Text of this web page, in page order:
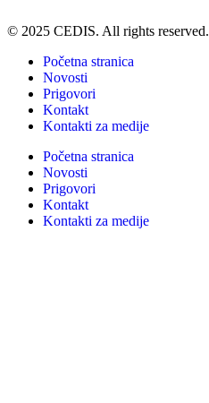
© 2025 CEDIS. All rights reserved.
Početna stranica
Novosti
Prigovori
Kontakt
Kontakti za medije
Početna stranica
Novosti
Prigovori
Kontakt
Kontakti za medije